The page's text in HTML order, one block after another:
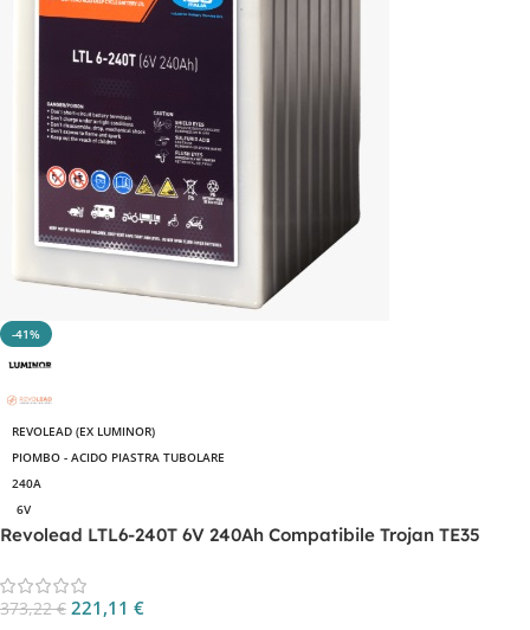
-41%
REVOLEAD (EX LUMINOR)
PIOMBO - ACIDO PIASTRA TUBOLARE
240A
6V
Revolead LTL6-240T 6V 240Ah Compatibile Trojan TE35
373,22€ 221,11 €